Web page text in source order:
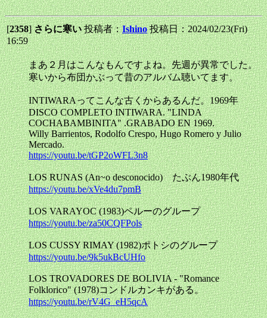
[2358]さらに寒い投稿者：Ishino 投稿日：2024/02/23(Fri)
16:59
まあ２月はこんなもんですよね。先週が異常でした。
寒いから布団かぶって昔のアルバム聴いてます。
INTIWARAってこんな古くからあるんだ。1969年
DISCO COMPLETO INTIWARA. "LINDA
COCHABAMBINITA" .GRABADO EN 1969.
Willy Barrientos, Rodolfo Crespo, Hugo Romero y Julio
Mercado.
https://youtu.be/tGP2oWFL3n8
LOS RUNAS (An~o desconocido) たぶん1980年代
https://youtu.be/xVe4du7pmB
LOS VARAYOC (1983)ペルーのグループ
https://youtu.be/za50CQFPols
LOS CUSSY RIMAY (1982)ポトシのグループ
https://youtu.be/9k5ukBcUHfo
LOS TROVADORES DE BOLIVIA - "Romance
Folklorico" (1978)コンドルカンキがある。
https://youtu.be/rV4G_eH5qcA